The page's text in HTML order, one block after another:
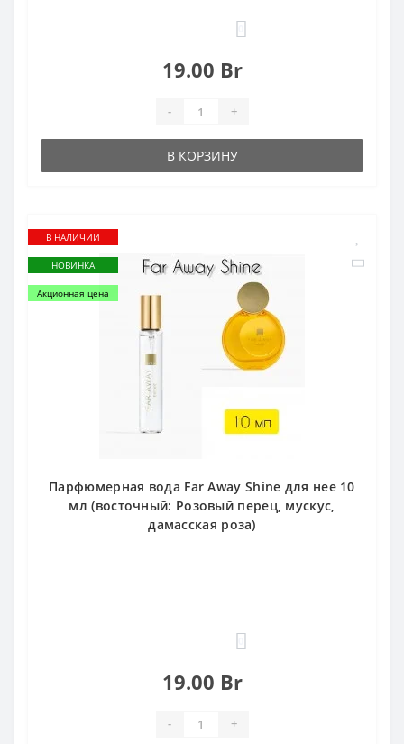
19.00 Br
- +
В КОРЗИНУ
В НАЛИЧИИ
НОВИНКА
Акционная цена
Парфюмерная вода Far Away Shine для нее 10
мл (восточный: Розовый перец, мускус,
дамасская роза)
19.00 Br
- +